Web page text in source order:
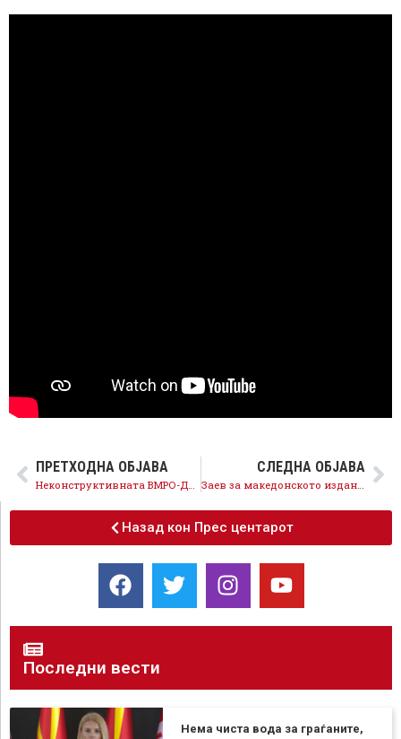
ПРЕТХОДНА ОБЈАВА СЛЕДНА ОБЈАВА
Заев за македонското издание на угледниот магазин „Економист“: Само интегриран и поврзан регион може сигурно да чекори кон ЕУ
Назад кон Прес центарот
Последни вести
Нема чиста вода за граѓаните,